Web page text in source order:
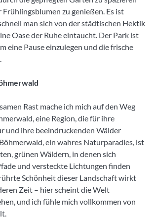
zu genießen. Es ist
man sich von der städtischen Hektik
Oase der Ruhe eintaucht. Der Park ist
eine Pause einzulegen und die frische
Rast mache ich mich auf den Weg
eine Region, die für ihre
und ihre beeindruckenden Wälder
ein wahres Naturparadies, ist
grünen Wäldern, in denen sich
und versteckte Lichtungen finden
Schönheit dieser Landschaft wirkt
Zeit – hier scheint die Welt
und ich fühle mich vollkommen von